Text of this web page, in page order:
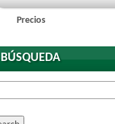
Precios
BÚSQUEDA